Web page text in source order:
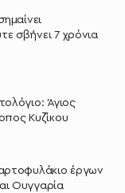
σβήνει 7 χρόνια
Άγιος
Κυζίκου
έργων
Ουγγαρία